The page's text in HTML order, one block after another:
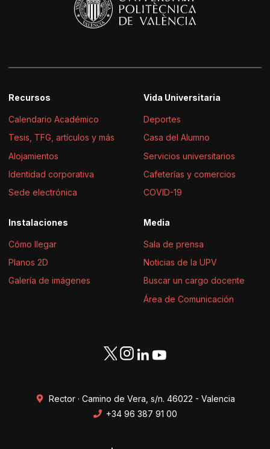
Recursos
Calendario Académico
Tesis, TFG, artículos y más
Alojamientos
Identidad corporativa
Sede electrónica
Vida Universitaria
Deportes
Casa del Alumno
Servicios universitarios
Cafeterías y comercios
COVID-19
Instalaciones
Cómo llegar
Planos 2D
Galería de imágenes
Media
Sala de prensa
Noticias de la UPV
Buscar un cargo docente
Área de Comunicación
Rector · Camino de Vera, s/n. 46022 - Valencia
+34 96 387 91 00